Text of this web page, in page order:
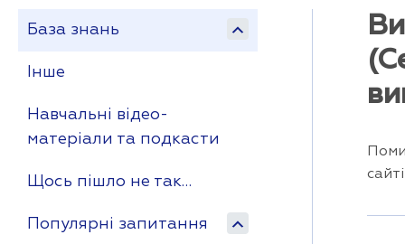
База знань
Інше
Навчальні відео-
матеріали та подкасти
Щось пішло не так…
Популярні запитання